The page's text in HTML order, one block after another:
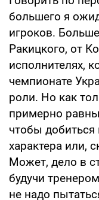
большего я
игроков.
Ракицкого, от
исполнителях,
чемпионате
роли. Но как
примерно
чтобы добиться
характера или,
Может, дело в
будучи
не надо